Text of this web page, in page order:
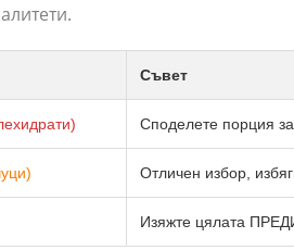
Съвет
Споделете порция
Отличен избор,
Изяжте цялата